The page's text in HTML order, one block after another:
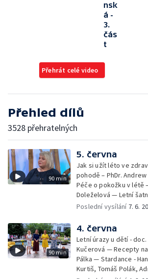
nsk
á -
3.
čás
t
Přehrát celé video
Přehled dílů
3528 přehratelných
90 min
5. června
Jak si užít léto ve
pohodě – PhDr.
Péče o pokožku v létě
Doleželová — Letní
kousků – Luděk
slavnosti – Jiří Krhut,
letní párty s přáteli –
Festival v ulicích –
noc
Poslední vysílání 7. 6.
90 min
4. června
Letní úrazy u dětí - doc.
Kučerová — Recepty
Pálka — Stardance -
Kurtiš, Tomáš Polák,